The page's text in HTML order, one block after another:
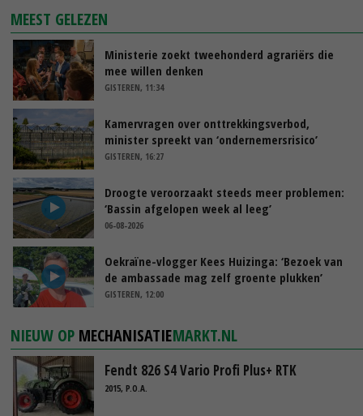
MEEST GELEZEN
Ministerie zoekt tweehonderd agrariërs die
mee willen denken
GISTEREN, 11:34
Kamervragen over onttrekkingsverbod,
minister spreekt van ‘ondernemersrisico’
GISTEREN, 16:27
Droogte veroorzaakt steeds meer problemen:
‘Bassin afgelopen week al leeg’
06-08-2026
Oekraïne-vlogger Kees Huizinga: ‘Bezoek van
de ambassade mag zelf groente plukken’
GISTEREN, 12:00
NIEUW OP MECHANISATIEMARKT.NL
Fendt 826 S4 Vario Profi Plus+ RTK
2015, P.O.A.